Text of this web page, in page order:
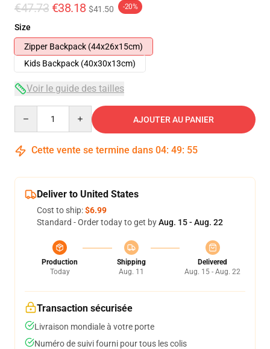
€47.73 €38.18 $41.50 -20%
Size
Zipper Backpack (44x26x15cm)
Kids Backpack (40x30x13cm)
Voir le guide des tailles
AJOUTER AU PANIER
Cette vente se termine dans 04: 49: 54
Deliver to United States
Cost to ship:$6.99
Standard - Order today to get byAug. 15 - Aug. 22
Production
Today
Shipping
Aug. 11
Delivered
Aug. 15 - Aug. 22
Transaction sécurisée
Livraison mondiale à votre porte
Numéro de suivi fourni pour tous les colis